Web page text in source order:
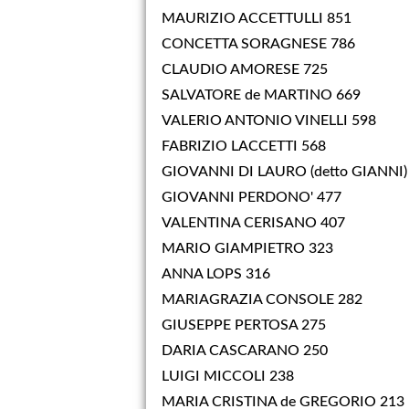
MAURIZIO ACCETTULLI 851
CONCETTA SORAGNESE 786
CLAUDIO AMORESE 725
SALVATORE de MARTINO 669
VALERIO ANTONIO VINELLI 598
FABRIZIO LACCETTI 568
GIOVANNI DI LAURO (detto
GIOVANNI PERDONO' 477
VALENTINA CERISANO 407
MARIO GIAMPIETRO 323
ANNA LOPS 316
MARIAGRAZIA CONSOLE 282
GIUSEPPE PERTOSA 275
DARIA CASCARANO 250
LUIGI MICCOLI 238
MARIA CRISTINA de GREGORIO 213